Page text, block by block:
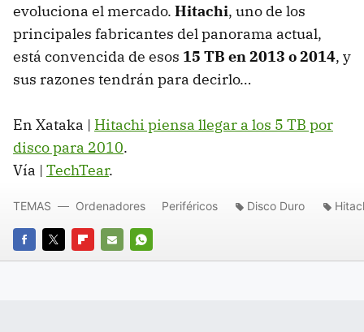
evoluciona el mercado. Hitachi, uno de los
principales fabricantes del panorama actual,
está convencida de esos 15 TB en 2013 o 2014, y
sus razones tendrán para decirlo…
En Xataka | Hitachi piensa llegar a los 5 TB por
disco para 2010.
Vía | TechTear.
FACEBOOK
TWITTERFLIPBOARD
E-
WHATSAPP
TEMAS Ordenadores Periféricos Disco Duro